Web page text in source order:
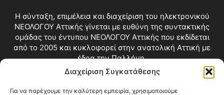
Διαχείριση Συγκατάθεσης
Για να παρέχουμε την καλύτερη εμπειρία, χρησιμοποιούμε
Η σύνταξη, επιμέλεια και διαχείριση του ηλεκτρονικού
ΝΕΟΛΟΓΟΥ Αττικής γίνεται με ευθύνη της συντακτικής
ομάδας του έντυπου ΝΕΟΛΟΓΟΥ Αττικής που εκδίδεται
από το 2005 και κυκλοφορεί στην ανατολική Αττική με
έδρα την Παλλήνη.
Επικοινωνία:info@neologosattikis.gr